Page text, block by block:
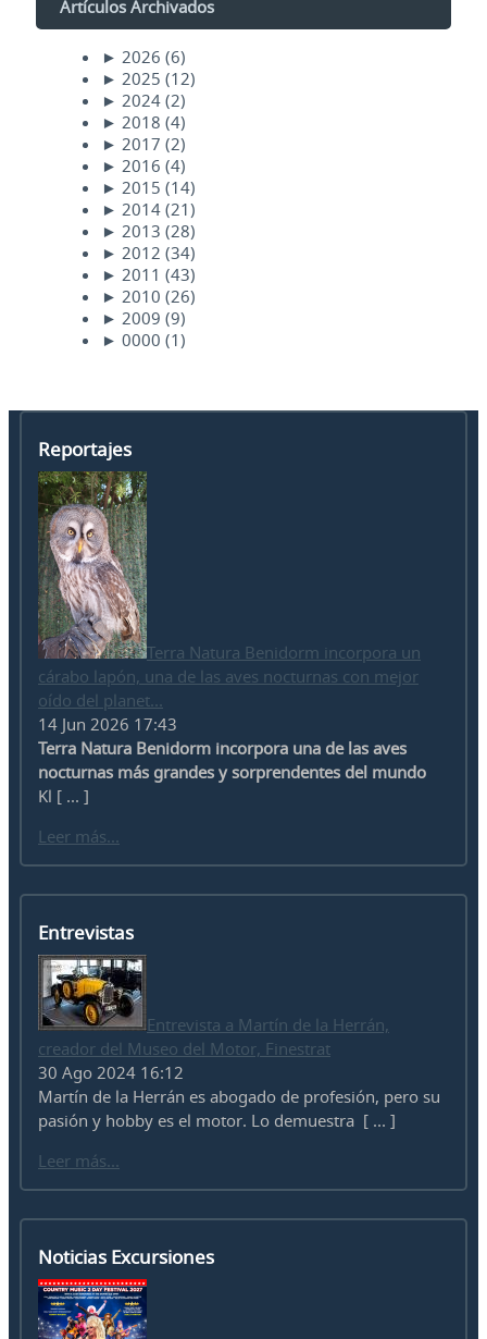
Artículos Archivados
► 2026 (6)
► 2025 (12)
► 2024 (2)
► 2018 (4)
► 2017 (2)
► 2016 (4)
► 2015 (14)
► 2014 (21)
► 2013 (28)
► 2012 (34)
► 2011 (43)
► 2010 (26)
► 2009 (9)
► 0000 (1)
Reportajes
Terra Natura Benidorm incorpora un
cárabo lapón, una de las aves nocturnas con mejor
oído del planet...
14 Jun 2026 17:43
Terra Natura Benidorm incorpora una de las aves
nocturnas más grandes y sorprendentes del mundo
Kl [ ... ]
Leer más...
Entrevistas
Entrevista a Martín de la Herrán,
creador del Museo del Motor, Finestrat
30 Ago 2024 16:12
Martín de la Herrán es abogado de profesión, pero su
pasión y hobby es el motor. Lo demuestra [ ... ]
Leer más...
Noticias Excursiones